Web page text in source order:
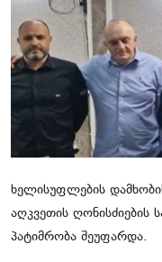
მსოფლიო
ყვითელი პრესა
საკითხავი
ხელისუფლების
აღკვეთის
პატიმრობა შეუფარდა.